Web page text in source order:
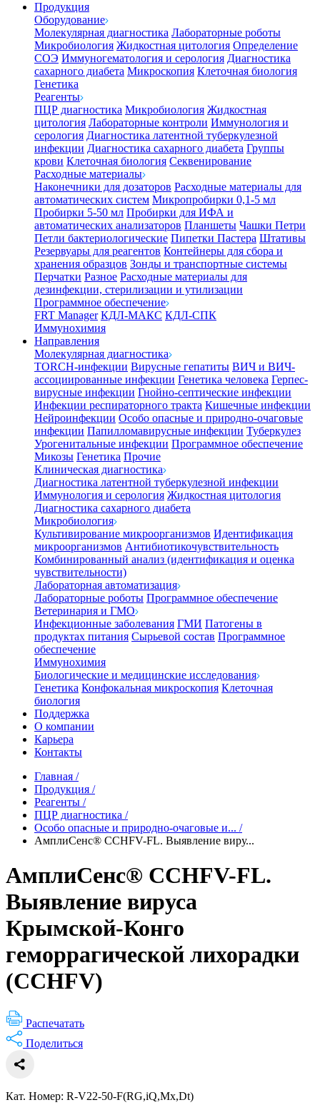
Продукция
Оборудование
Молекулярная диагностика Лабораторные роботы
Микробиология Жидкостная цитология Определение
СОЭ Иммуногематология и серология Диагностика
сахарного диабета Микроскопия Клеточная биология
Генетика
Реагенты
ПЦР диагностика Микробиология Жидкостная
цитология Лабораторные контроли Иммунология и
серология Диагностика латентной туберкулезной
инфекции Диагностика сахарного диабета Группы
крови Клеточная биология Секвенирование
Расходные материалы
Наконечники для дозаторов Расходные материалы для
автоматических систем Микропробирки 0,1-5 мл
Пробирки 5-50 мл Пробирки для ИФА и
автоматических анализаторов Планшеты Чашки Петри
Петли бактериологические Пипетки Пастера Штативы
Резервуары для реагентов Контейнеры для сбора и
хранения образцов Зонды и транспортные системы
Перчатки Разное Расходные материалы для
дезинфекции, стерилизации и утилизации
Программное обеспечение
FRT Manager КДЛ-МАКС КДЛ-СПК
Иммунохимия
Направления
Молекулярная диагностика
TORCH-инфекции Вирусные гепатиты ВИЧ и ВИЧ-
ассоциированные инфекции Генетика человека Герпес-
вирусные инфекции Гнойно-септические инфекции
Инфекции респираторного тракта Кишечные инфекции
Нейроинфекции Особо опасные и природно-очаговые
инфекции Папилломавирусные инфекции Туберкулез
Урогенитальные инфекции Программное обеспечение
Микозы Генетика Прочие
Клиническая диагностика
Диагностика латентной туберкулезной инфекции
Иммунология и серология Жидкостная цитология
Диагностика сахарного диабета
Микробиология
Культивирование микроорганизмов Идентификация
микроорганизмов Антибиотикочувствительность
Комбинированный анализ (идентификация и оценка
чувствительности)
Лабораторная автоматизация
Лабораторные роботы Программное обеспечение
Ветеринария и ГМО
Инфекционные заболевания ГМИ Патогены в
продуктах питания Сырьевой состав Программное
обеспечение
Иммунохимия
Биологические и медицинские исследования
Генетика Конфокальная микроскопия Клеточная
биология
Поддержка
О компании
Карьера
Контакты
Главная /
Продукция /
Реагенты /
ПЦР диагностика /
Особо опасные и природно-очаговые и... /
АмплиСенс® CCHFV-FL. Выявление виру...
АмплиСенс® CCHFV-FL.
Выявление вируса
Крымской-Конго
геморрагической лихорадки
(CCHFV)
Распечатать
Поделиться
Кат. Номер: R-V22-50-F(RG,iQ,Mx,Dt)